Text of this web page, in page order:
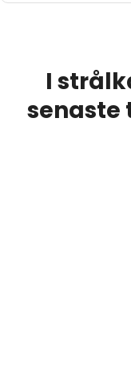
I
senaste